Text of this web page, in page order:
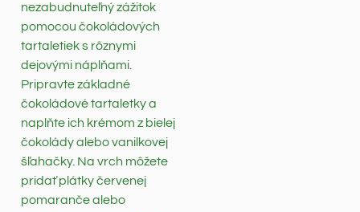
nezabudnuteľný zážitok
pomocou čokoládových
tartaletiek s rôznymi
dejovými náplňami.
Pripravte základné
čokoládové tartaletky a
naplňte ich krémom z bielej
čokolády alebo vanilkovej
šľahačky. Na vrch môžete
pridať plátky červenej
pomaranče alebo